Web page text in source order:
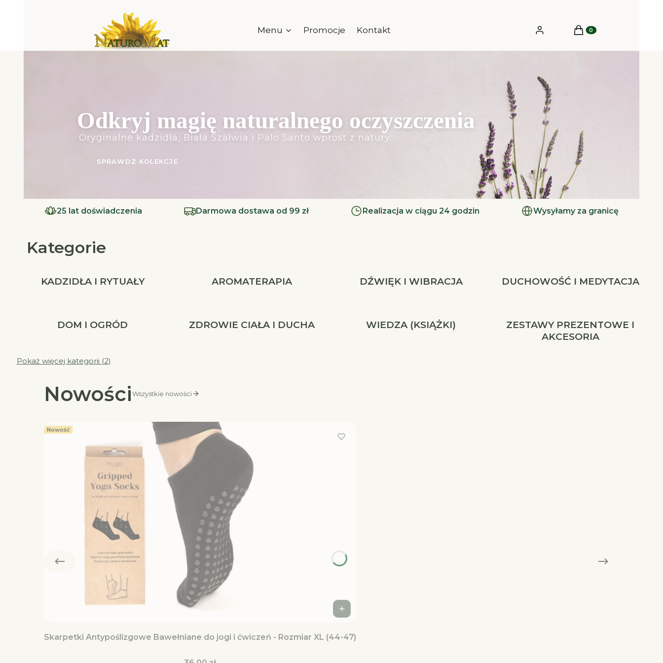
Menu Promocje Kontakt Zaloguj się Produkty w koszyku: 0.
Koszyk
Odkryj magię naturalnego oczyszczenia
Oryginalne kadzidła, Biała Szałwia i Palo Santo wprost z natury.
SPRAWDZ KOLEKCJE
25 lat doświadczenia Darmowa dostawa od 99 zł Realizacja w ciągu 24 godzin Wysyłamy za granicę
Kategorie
KADZIDŁA I RYTUAŁY AROMATERAPIA DŹWIĘK I WIBRACJA DUCHOWOŚĆ I MEDYTACJA
DOM I OGRÓD ZDROWIE CIAŁA I DUCHA WIEDZA (KSIĄŻKI)
ZESTAWY PREZENTOWE I
AKCESORIA
Pokaż więcej kategorii (2)
NowościWszystkie nowości
Nowość
Skarpetki Antypoślizgowe Bawełniane do jogi i ćwiczeń - Rozmiar XL (44-47)